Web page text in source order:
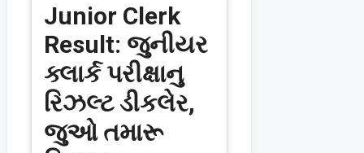
Junior Clerk
Result: જુનીયર
ક્લાર્ક પરીક્ષાનુ
રિઝલ્ટ ડીકલેર,
જુઓ તમારૂ